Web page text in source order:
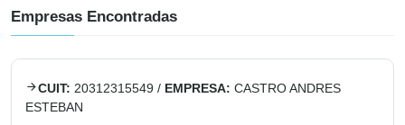
Empresas Encontradas
CUIT: 20312315549 / EMPRESA: CASTRO ANDRES
ESTEBAN